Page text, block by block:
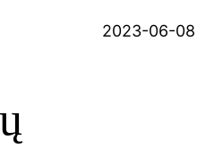
2023-06-08